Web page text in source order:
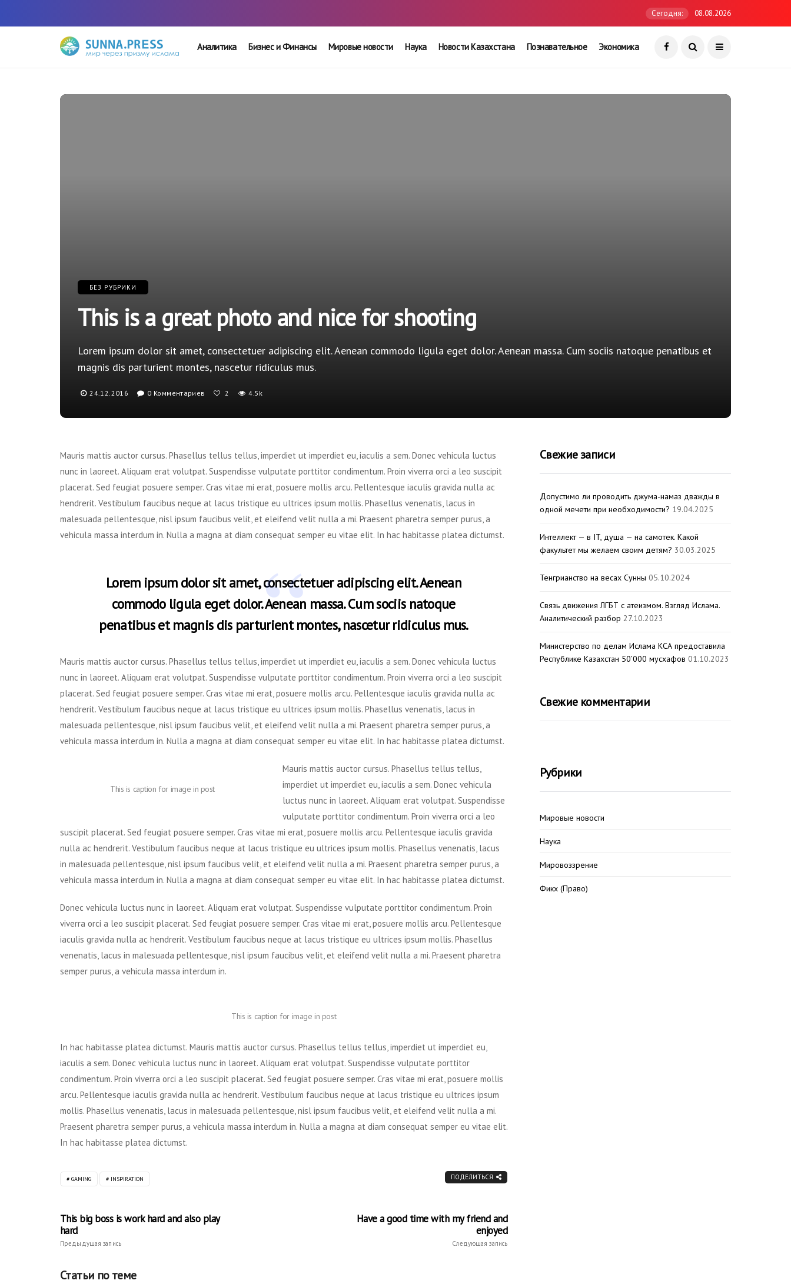
Сегодня: 08.08.2026
Аналитика Бизнес и Финансы Мировые новости Наука Новости Казахстана Познавательное Экономика
БЕЗ РУБРИКИ
This is a great photo and nice for shooting
Lorem ipsum dolor sit amet, consectetuer adipiscing elit. Aenean commodo ligula eget dolor. Aenean massa. Cum sociis natoque penatibus et
magnis dis parturient montes, nascetur ridiculus mus.
24.12.2016 0 Комментариев 2 4.5k
Mauris mattis auctor cursus. Phasellus tellus tellus, imperdiet ut imperdiet eu, iaculis a sem. Donec vehicula luctus
nunc in laoreet. Aliquam erat volutpat. Suspendisse vulputate porttitor condimentum. Proin viverra orci a leo suscipit
placerat. Sed feugiat posuere semper. Cras vitae mi erat, posuere mollis arcu. Pellentesque iaculis gravida nulla ac
hendrerit. Vestibulum faucibus neque at lacus tristique eu ultrices ipsum mollis. Phasellus venenatis, lacus in
malesuada pellentesque, nisl ipsum faucibus velit, et eleifend velit nulla a mi. Praesent pharetra semper purus, a
vehicula massa interdum in. Nulla a magna at diam consequat semper eu vitae elit. In hac habitasse platea dictumst.
Lorem ipsum dolor sit amet, consectetuer adipiscing elit. Aenean
commodo ligula eget dolor. Aenean massa. Cum sociis natoque
penatibus et magnis dis parturient montes, nascetur ridiculus mus.
Mauris mattis auctor cursus. Phasellus tellus tellus, imperdiet ut imperdiet eu, iaculis a sem. Donec vehicula luctus
nunc in laoreet. Aliquam erat volutpat. Suspendisse vulputate porttitor condimentum. Proin viverra orci a leo suscipit
placerat. Sed feugiat posuere semper. Cras vitae mi erat, posuere mollis arcu. Pellentesque iaculis gravida nulla ac
hendrerit. Vestibulum faucibus neque at lacus tristique eu ultrices ipsum mollis. Phasellus venenatis, lacus in
malesuada pellentesque, nisl ipsum faucibus velit, et eleifend velit nulla a mi. Praesent pharetra semper purus, a
vehicula massa interdum in. Nulla a magna at diam consequat semper eu vitae elit. In hac habitasse platea dictumst.
This is caption for image in post
Mauris mattis auctor cursus. Phasellus tellus tellus,
imperdiet ut imperdiet eu, iaculis a sem. Donec vehicula
luctus nunc in laoreet. Aliquam erat volutpat. Suspendisse
vulputate porttitor condimentum. Proin viverra orci a leo
suscipit placerat. Sed feugiat posuere semper. Cras vitae mi erat, posuere mollis arcu. Pellentesque iaculis gravida
nulla ac hendrerit. Vestibulum faucibus neque at lacus tristique eu ultrices ipsum mollis. Phasellus venenatis, lacus
in malesuada pellentesque, nisl ipsum faucibus velit, et eleifend velit nulla a mi. Praesent pharetra semper purus, a
vehicula massa interdum in. Nulla a magna at diam consequat semper eu vitae elit. In hac habitasse platea dictumst.
Donec vehicula luctus nunc in laoreet. Aliquam erat volutpat. Suspendisse vulputate porttitor condimentum. Proin
viverra orci a leo suscipit placerat. Sed feugiat posuere semper. Cras vitae mi erat, posuere mollis arcu. Pellentesque
iaculis gravida nulla ac hendrerit. Vestibulum faucibus neque at lacus tristique eu ultrices ipsum mollis. Phasellus
venenatis, lacus in malesuada pellentesque, nisl ipsum faucibus velit, et eleifend velit nulla a mi. Praesent pharetra
semper purus, a vehicula massa interdum in.
This is caption for image in post
In hac habitasse platea dictumst. Mauris mattis auctor cursus. Phasellus tellus tellus, imperdiet ut imperdiet eu,
iaculis a sem. Donec vehicula luctus nunc in laoreet. Aliquam erat volutpat. Suspendisse vulputate porttitor
condimentum. Proin viverra orci a leo suscipit placerat. Sed feugiat posuere semper. Cras vitae mi erat, posuere mollis
arcu. Pellentesque iaculis gravida nulla ac hendrerit. Vestibulum faucibus neque at lacus tristique eu ultrices ipsum
mollis. Phasellus venenatis, lacus in malesuada pellentesque, nisl ipsum faucibus velit, et eleifend velit nulla a mi.
Praesent pharetra semper purus, a vehicula massa interdum in. Nulla a magna at diam consequat semper eu vitae elit.
In hac habitasse platea dictumst.
GAMING INSPIRATION ПОДЕЛИТЬСЯ
This big boss is work hard and also play
hard
Предыдущая запись
Have a good time with my friend and
enjoyed
Следующая запись
Статьи по теме
Свежие записи
Допустимо ли проводить джума-намаз дважды в
одной мечети при необходимости? 19.04.2025
Интеллект — в IT, душа — на самотек. Какой
факультет мы желаем своим детям? 30.03.2025
Тенгрианство на весах Сунны 05.10.2024
Связь движения ЛГБТ с атеизмом. Взгляд Ислама.
Аналитический разбор 27.10.2023
Министерство по делам Ислама КСА предоставила
Республике Казахстан 50’000 мусхафов 01.10.2023
Свежие комментарии
Рубрики
Мировые новости
Наука
Мировоззрение
Фикх (Право)